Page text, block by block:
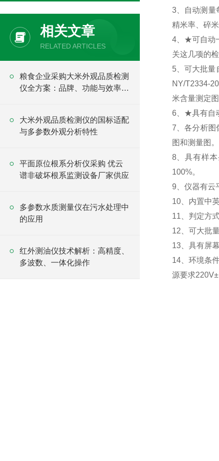
3、自动测量
精米率、碎
4、★可自动
关这几项的
5、可大批量
NY/T2334-
米含量测定
6、★具有自
7、各分析图
图和测量图。
8、具有样
100%。
9、仪器有云
10、内置中
11、判定方
12、可大批
13、具有屏
14、环境条
源要求
相关文章
RELATED ARTICLES
粮食企业采购大米外观品质检测
仪全方案：品牌、功能与效率解
大米外观品质检测仪的国标适配
与多参数外观分析特性
平面原位根系分析仪采购 优云
谱非破坏根系监测设备厂家供应
多参数水质测量仪在污水处理中
的应用
红外测油仪技术解析：高精度、
多波数、一体化操作